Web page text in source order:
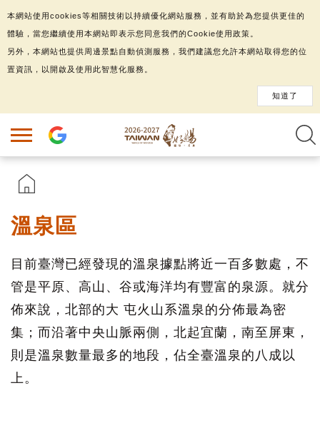
溫泉區
目前臺灣已經發現的溫泉據點將近一百多數處，不
管是平原、高山、谷或海洋均有豐富的泉源。就分
佈來說，北部的大 屯火山系溫泉的分佈最為密
集；而沿著中央山脈兩側，北起宜蘭，南至屏東，
則是溫泉數量最多的地段，佔全臺溫泉的八成以
上。
本網站使用cookies等相關技術以持續優化網站服務，並有助於為您提供更佳的
體驗，當您繼續使用本網站即表示您同意我們的Cookie使用政策。
另外，本網站也提供周邊景點自動偵測服務，我們建議您允許本網站取得您的位
置資訊，以開啟及使用此智慧化服務。
知道了